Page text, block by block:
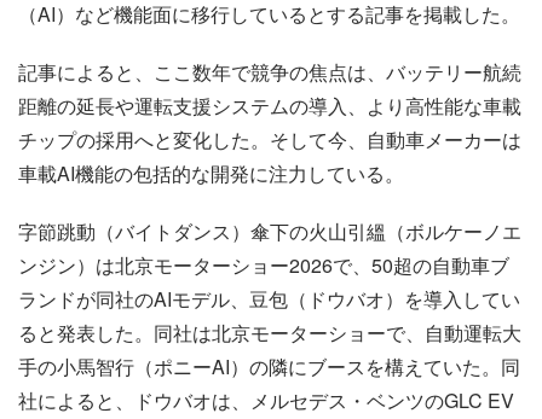
（AI）など機能面に移行しているとする記事を掲載した。
記事によると、ここ数年で競争の焦点は、バッテリー航続
距離の延長や運転支援システムの導入、より高性能な車載
チップの採用へと変化した。そして今、自動車メーカーは
車載AI機能の包括的な開発に注力している。
字節跳動（バイトダンス）傘下の火山引縕（ボルケーノエ
ンジン）は北京モーターショー2026で、50超の自動車ブ
ランドが同社のAIモデル、豆包（ドウバオ）を導入してい
ると発表した。同社は北京モーターショーで、自動運転大
手の小馬智行（ポニーAI）の隣にブースを構えていた。同
社によると、ドウバオは、メルセデス・ベンツのGLC EV